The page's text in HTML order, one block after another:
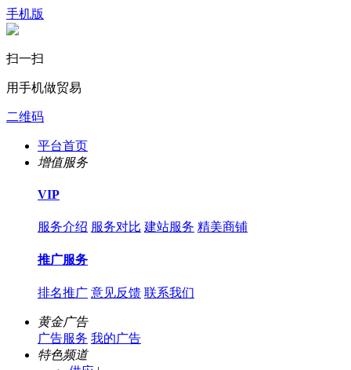
手机版
扫一扫
用手机做贸易
二维码
平台首页
增值服务
VIP
服务介绍 服务对比 建站服务 精美商铺
推广服务
排名推广 意见反馈 联系我们
黄金广告
广告服务 我的广告
特色频道